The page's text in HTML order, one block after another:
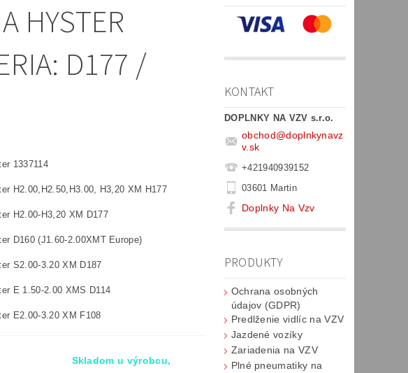
HYSTER
D177 /
1337114
H2.00,H2.50,H3.00, H3,20 XM H177
H2.00-H3,20 XM D177
D160 (J1.60-2.00XMT Europe)
S2.00-3.20 XM D187
E 1.50-2.00 XMS D114
E2.00-3.20 XM F108
Skladom u výrobcu,
KONTAKT
DOPLNKY NA VZV s.r.o.
obchod@doplnkynavz
v.sk
+421940939152
03601 Martin
Doplnky Na Vzv
PRODUKTY
Ochrana osobných
údajov (GDPR)
Predlženie vidlíc na VZV
Jazdené vozíky
Zariadenia na VZV
Plné pneumatiky na